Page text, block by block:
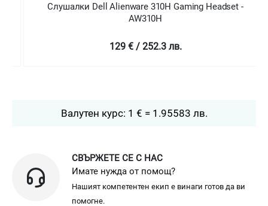
Слушалки Dell Alienware 310H Gaming Headset -
AW310H
129 € / 252.3 лв.
Валутен курс: 1 € = 1.95583 лв.
СВЪРЖЕТЕ СЕ С НАС
Имате нужда от помощ?
Нашият компетентен екип е винаги готов да ви
помогне.